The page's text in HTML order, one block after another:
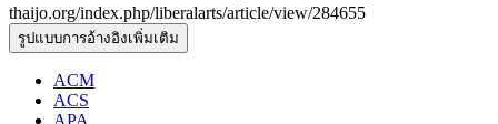
thaijo.org/index.php/liberalarts/article/view/284655
รูปแบบการอ้างอิงเพิ่มเติม
ACM
ACS
APA